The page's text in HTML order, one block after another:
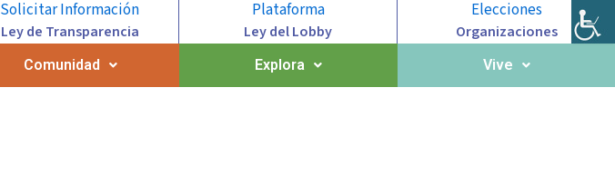
Solicitar Información
Ley de Transparencia
Plataforma
Ley del Lobby
Elecciones
Organizaciones
Comunidad Explora Vive